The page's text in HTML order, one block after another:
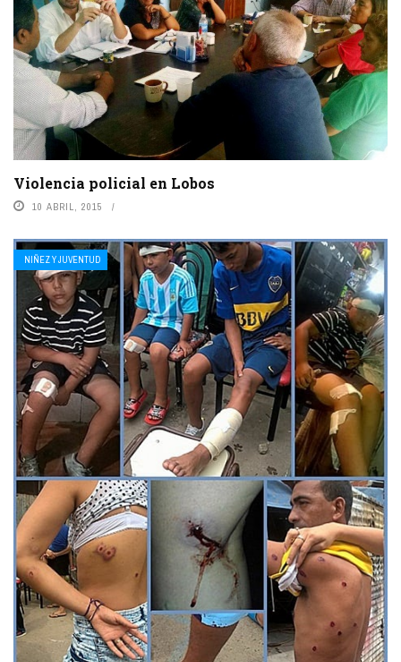
Violencia policial en Lobos
10 ABRIL, 2015
NIÑEZ Y JUVENTUD